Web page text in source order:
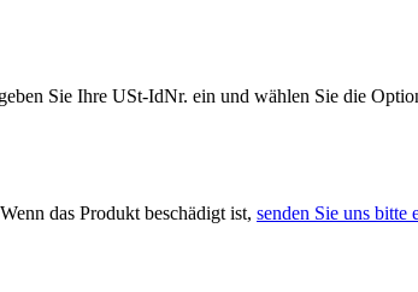
Sie Ihre USt-IdNr. ein und wählen Sie die
das Produkt beschädigt ist, senden Sie uns bitte